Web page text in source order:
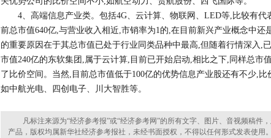
4、高端信息产业类。包括4G、云计算、物联网、LED等,比较有代
前总市值640亿,与营业收入相近,市销率为1的,在目前新兴产业概念中还
的重要原因在于其总市值已处于行业同类品种中最高,但随着行情深入,
市值240亿的东软集团,属于云计算,目前已开始启动,相比之下,同样总市
了比价空间。当然,目前总市值低于100亿的优势信息产业股还有不少,比
如中航光电、四创电子、川大智胜等。
凡标注来源为“经济参考报”或“经济参考网”的所有文字、图片、音视频稿件
产品，版权均属新华社经济参考报社，未经书面授权，不得以任何形式发表使用。